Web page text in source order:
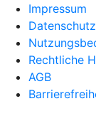
Impressum
Datenschutz
Rechtliche
AGB